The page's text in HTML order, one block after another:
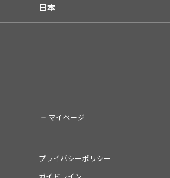
日本
マイページ
プライバシーポリシー
ガイドライン